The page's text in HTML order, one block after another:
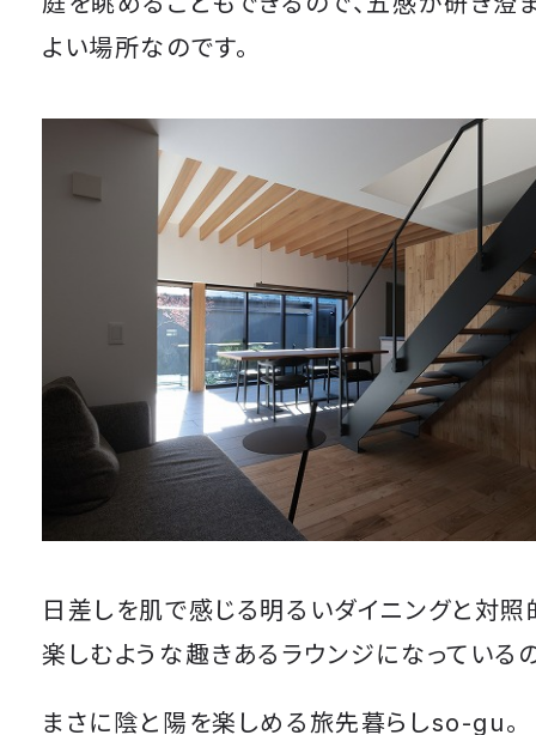
よい場所なのです。
日差しを肌で感じる明るいダイニングと対照
楽しむような趣きあるラウンジになっている
まさに陰と陽を楽しめる旅先暮らしso-gu。